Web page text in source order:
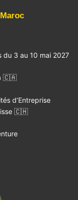
du 3 au 10 mai 2027
🇨🇦
d’Entreprise
🇨🇭